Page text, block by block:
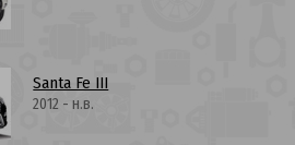
Santa Fe III
2012 - н.в.